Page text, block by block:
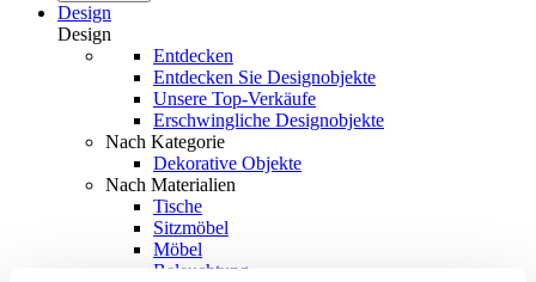
Design
Design
Entdecken
Entdecken Sie Designobjekte
Unsere Top-Verkäufe
Erschwingliche Designobjekte
Nach Kategorie
Dekorative Objekte
Nach Materialien
Tische
Sitzmöbel
Möbel
Beleuchtung